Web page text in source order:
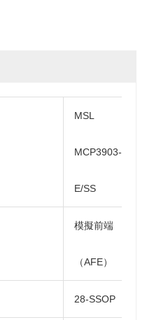
MSL
MCP3903-
E/SS
模擬前端
（AFE）
28-SSOP